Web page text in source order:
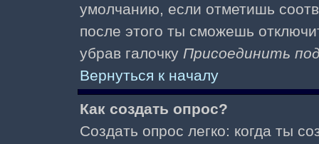
умолчанию, если отметишь
после этого ты сможешь
убрав галочку Присоединить
Вернуться к началу
Как создать опрос?
Создать опрос легко: когда ты